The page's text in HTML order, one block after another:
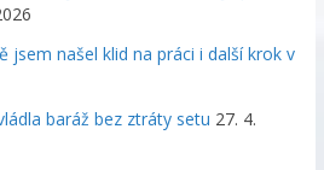
jsem našel klid na práci i další krok v
baráž bez ztráty setu 27. 4.